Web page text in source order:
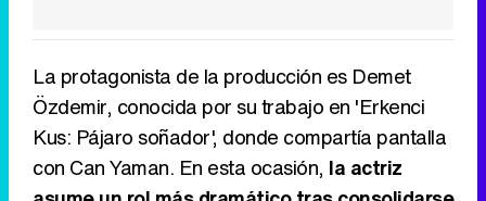
La protagonista de la producción es Demet
Özdemir, conocida por su trabajo en 'Erkenci
Kus: Pájaro soñador', donde compartía pantalla
con Can Yaman. En esta ocasión, la actriz